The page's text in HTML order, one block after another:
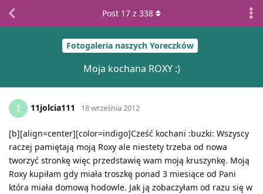
Fotogaleria naszych Yoreczków
Moja kochana ROXY :)
Post 17 z 338
1 11jolcia111 18 września 2012
[b][align=center][color=indigo]Cześć kochani :buzki: Wszyscy
raczej pamiętają moją Roxy ale niestety trzeba od nowa
tworzyć stronkę więc przedstawię wam moją kruszynkę. Moją
Roxy kupiłam gdy miała troszkę ponad 3 miesiące od Pani
która miała domową hodowle. Jak ją zobaczyłam od razu się w